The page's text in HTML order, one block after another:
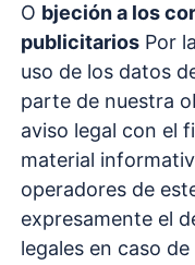
O bjeción a los
publicitarios Por
uso de los datos
parte de nuestra
aviso legal con el
material
operadores de
expresamente el
legales en caso